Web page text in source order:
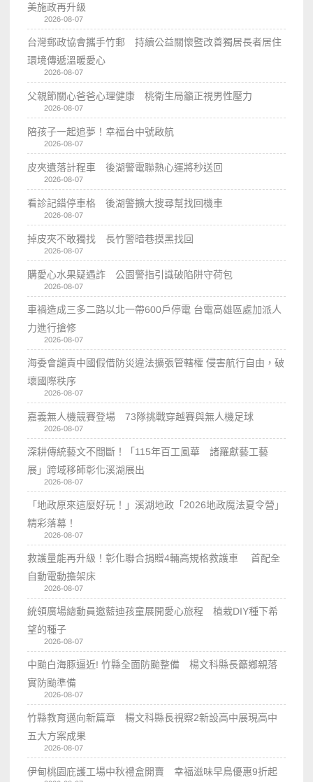
美施政再升級
2026-08-07
台灣郵政協會攜手竹郵 持續公益關懷暨改善獨居長者居住
環境傳遞溫暖愛心
2026-08-07
父親節關心爸爸心理健康 桃衛生局籲正視男性壓力
2026-08-07
陪孩子一起追夢！幸福台中號啟航
2026-08-07
皮夾遺落計程車 後湖警電聯熱心運將秒送回
2026-08-07
看診記錯停車格 後湖警擴大搜尋幫找回機車
2026-08-07
掉皮夾不敢獨找 長竹警暗巷摸黑找回
2026-08-07
購愛心水果疑遇詐 公園警指引識破陷阱守荷包
2026-08-07
車禍造成三多二路以北一帶600戶停電 台電高雄區處加派人
力進行搶修
2026-08-07
海委會譴責中國假借防災違法擴張管轄權 侵害航行自由，破
壞國際秩序
2026-08-07
嘉義無人機競賽登場 73隊挑戰穿越賽與無人機足球
2026-08-07
深耕傳統藝文不間斷！「115年百工風華 諸羅獻藝工藝
展」跨域移師彰化溪湖展出
2026-08-07
「地政原來這麼好玩！」溪湖地政「2026地政魔法夏令營」
精彩落幕！
2026-08-07
救護量能再升級！彰化聯合捐贈4輛高規格救護車 首配全
自動電動擔架床
2026-08-07
統領廣場總動員邀藍迪孩童展開愛心旅程 植栽DIY種下希
望的種子
2026-08-07
中颱白海豚逼近! 竹縣全面防颱整備 楊文科縣長籲鄉親落
實防颱準備
2026-08-07
竹縣教育邁向新篇章 楊文科縣長視察2新設高中展現高中
五大方案成果
2026-08-07
伊甸桃園庇護工場中秋禮盒開賣 幸福滋味早鳥優惠9折起